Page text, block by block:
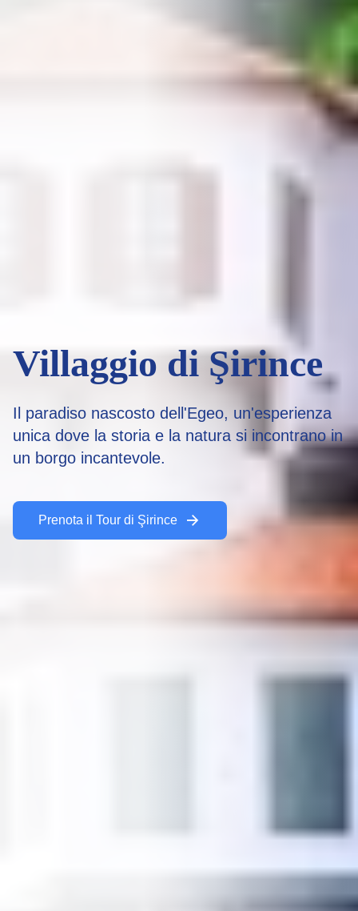
Villaggio di Şirince
Il paradiso nascosto dell'Egeo, un'esperienza
unica dove la storia e la natura si incontrano in
un borgo incantevole.
Prenota il Tour di Şirince